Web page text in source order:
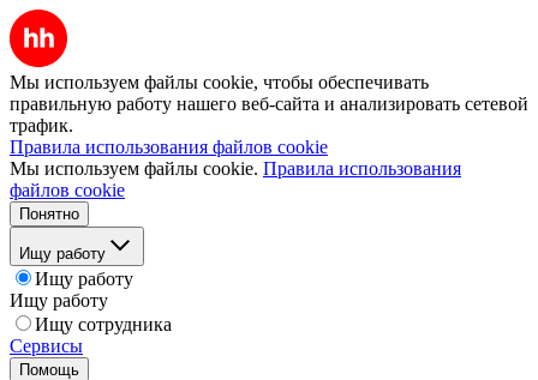
Мы используем файлы cookie, чтобы обеспечивать
правильную работу нашего веб-сайта и анализировать сетевой
трафик.
Правила использования файлов cookie
Мы используем файлы cookie. Правила использования
файлов cookie
Понятно
Ищу работу
Ищу работу
Ищу работу
Ищу сотрудника
Сервисы
Помощь